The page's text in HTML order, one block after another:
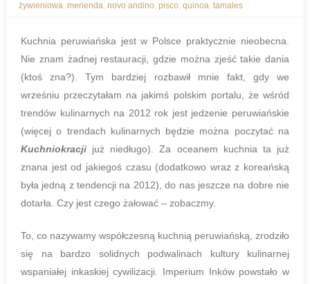
żywieniowa, merienda, novo andino, pisco, quinoa, tamales
Kuchnia peruwiańska jest w Polsce praktycznie nieobecna.
Nie znam żadnej restauracji, gdzie można zjeść takie dania
(ktoś zna?). Tym bardziej rozbawił mnie fakt, gdy we
wrześniu przeczytałam na jakimś polskim portalu, że wśród
trendów kulinarnych na 2012 rok jest jedzenie peruwiańskie
(więcej o trendach kulinarnych będzie można poczytać na
Kuchniokracji już niedługo). Za oceanem kuchnia ta już
znana jest od jakiegoś czasu (dodatkowo wraz z koreańską
była jedną z tendencji na 2012), do nas jeszcze na dobre nie
dotarła. Czy jest czego żałować – zobaczmy.
To, co nazywamy współczesną kuchnią peruwiańską, zrodziło
się na bardzo solidnych podwalinach kultury kulinarnej
wspaniałej inkaskiej cywilizacji. Imperium Inków powstało w